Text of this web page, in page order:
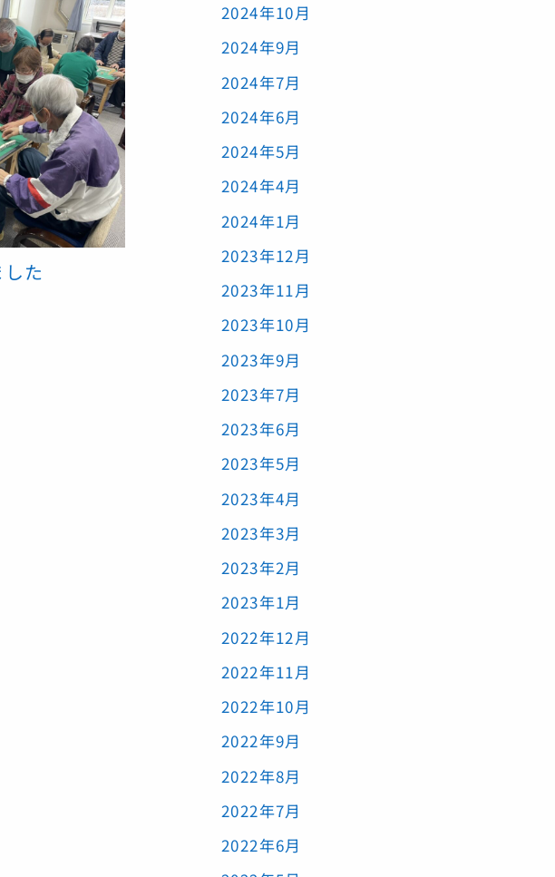
た
2024年10月
2024年9月
2024年7月
2024年6月
2024年5月
2024年4月
2024年1月
2023年12月
2023年11月
2023年10月
2023年9月
2023年7月
2023年6月
2023年5月
2023年4月
2023年3月
2023年2月
2023年1月
2022年12月
2022年11月
2022年10月
2022年9月
2022年8月
2022年7月
2022年6月